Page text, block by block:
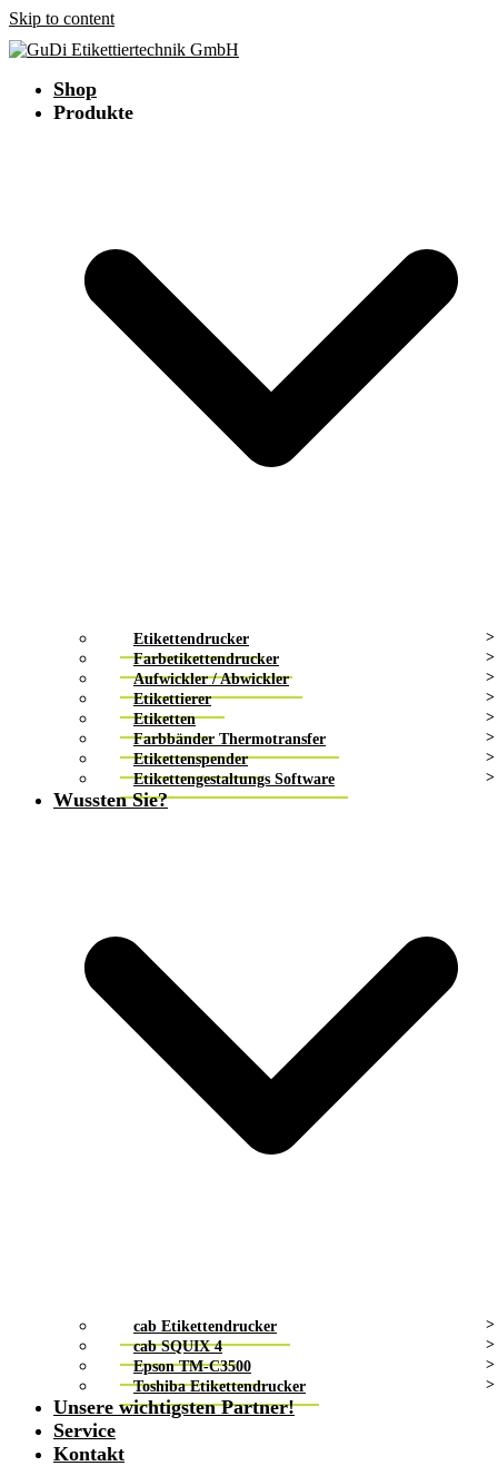
Skip to content
Shop
Produkte
Etikettendrucker
Farbetikettendrucker
Aufwickler / Abwickler
Etikettierer
Etiketten
Farbbänder Thermotransfer
Etikettenspender
Etikettengestaltungs Software
Wussten Sie?
cab Etikettendrucker
cab SQUIX 4
Epson TM-C3500
Toshiba Etikettendrucker
Unsere wichtigsten Partner!
Service
Kontakt